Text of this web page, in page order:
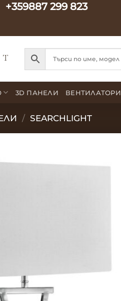
+359887 299 823
3D ПАНЕЛИ ВЕНТИЛАТОРИ
/ SEARCHLIGHT